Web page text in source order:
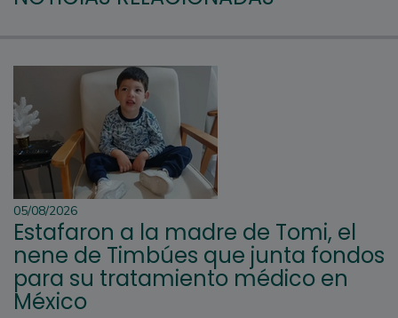
05/08/2026
Estafaron a la madre de Tomi, el
nene de Timbúes que junta fondos
para su tratamiento médico en
México